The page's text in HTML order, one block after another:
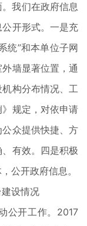
。我们在政府信息
开形式。一是充
统”和本单位子网
墙显著位置，通
构分布情况、工
规定，对依申请
众提供快捷、方
有效。四是积极
公开政府信息。
设情况
公开工作。2017